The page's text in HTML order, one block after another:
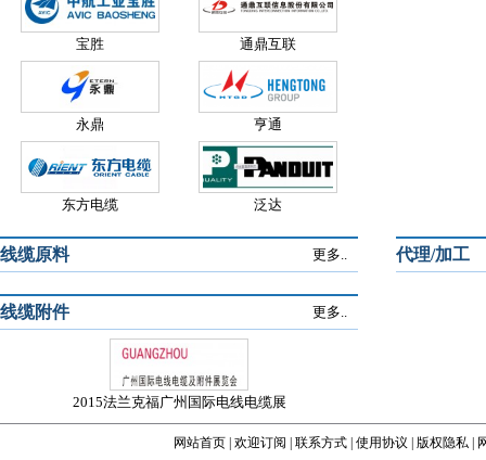
宝胜 通鼎互联
永鼎 亨通
东方电缆 泛达
更多..
线缆原料 代理/加工
更多..
线缆附件
2015法兰克福广州国际电线电缆展
网站首页| 欢迎订阅 联系方式| 使用协议 版权隐私|